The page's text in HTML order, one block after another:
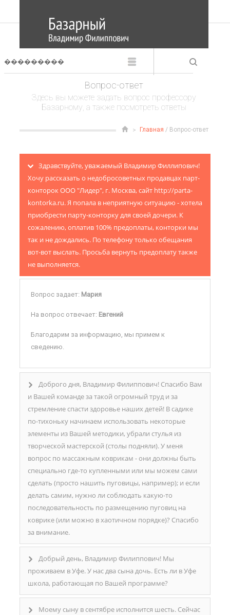
Вопрос-ответ
Здесь вы можете задать вопрос профессору
Базарному, а также посмотреть ответы
Главная / Вопрос-ответ
Здравствуйте, уважаемый Владимир Филлипович!
Хочу рассказать о недобросоветных продавцах парт-
конторок ООО "Лидер", г. Москва, сайт http://parta-
kontorka.ru. Я попала в неприятную ситуацию - хотела
приобрести парту-конторку для своей дочери. К
сожалению, оплатив 100% предоплаты, конторки мы
так и не дождались. По телефону только обещания
вот-вот выслать. Просьба вернуть предоплату также
не выполняется.
Вопрос задает: Мария
На вопрос отвечает: Евгений
Благодарим за информацию, мы примем к
сведению.
Доброго дня, Владимир Филиппович! Спасибо Вам
и Вашей команде за такой огромный труд и за
стремление спасти здоровье наших детей! В садике
по-тихоньку начинаем использовать некоторые
элементы из Вашей методики, убрали стулья из
творческой мастерской (столы подняли). У меня
вопрос по массажным коврикам - они должны быть
специально где-то купленными или мы можем сами
сделать (просто нашить пуговицы, например); и если
делать самим, нужно ли соблюдать какую-то
последовательность по размещению пуговиц на
коврике (или можно в хаотичном порядке)? Спасибо
за внимание.
Добрый день, Владимир Филиппович! Мы
проживаем в Уфе. У нас два сына дочь. Есть ли в Уфе
школа, работающая по Вашей программе?
Моему сыну в сентябре исполнится шесть. Сейчас